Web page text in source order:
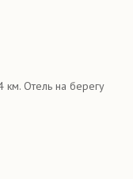
км. Отель на берегу